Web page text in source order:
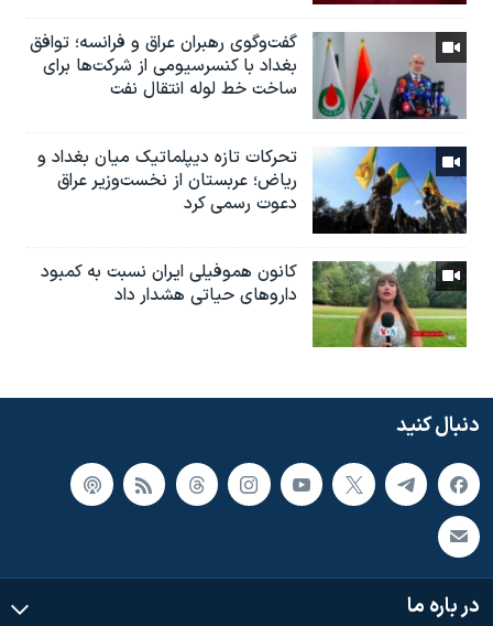
گفت‌وگوی رهبران عراق و فرانسه؛ توافق
بغداد با کنسرسیومی از شرکت‌ها برای
ساخت خط لوله انتقال نفت
تحرکات تازه دیپلماتیک میان بغداد و
ریاض؛ عربستان از نخست‌وزیر عراق
دعوت رسمی کرد
کانون هموفیلی ایران نسبت به کمبود
داروهای حیاتی هشدار داد
دنبال کنید
در باره ما